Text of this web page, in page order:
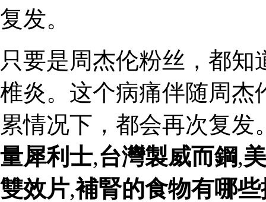
复发。
只要是周杰伦粉丝，都
椎炎。这个病痛伴随周杰
累情况下，都会再次复发
量犀利士,台灣製威而鋼,
雙效片,補腎的食物有哪